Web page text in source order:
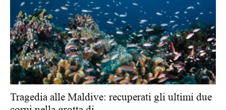
Tragedia alle Maldive: recuperati gli ultimi due